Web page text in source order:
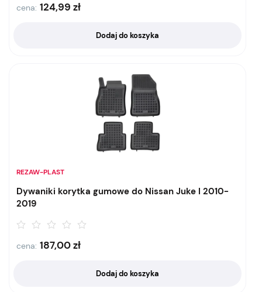
cena: 124,99 zł
Dodaj do koszyka
REZAW-PLAST
Dywaniki korytka gumowe do Nissan Juke I 2010-
2019
cena: 187,00zł
Dodaj do koszyka